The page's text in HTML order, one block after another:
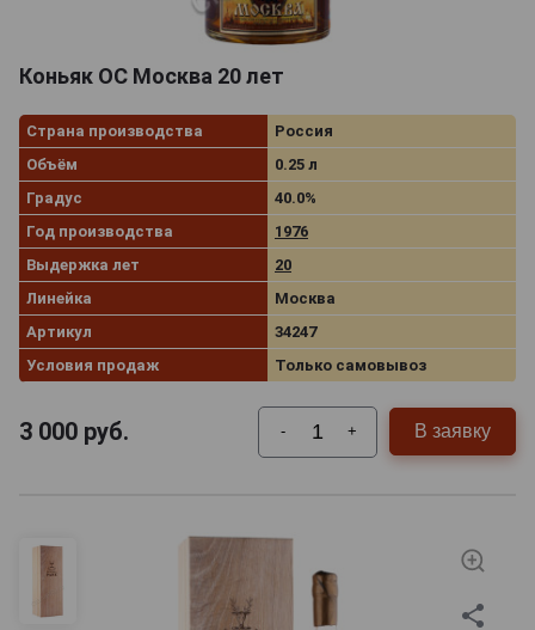
Коньяк ОС Москва 20 лет
Страна производства
Россия
Объём
0.25 л
Градус
40.0%
Год производства
1976
Выдержка лет
20
Линейка
Москва
Артикул
34247
Условия продаж
Только самовывоз
3 000 руб. - + В заявку